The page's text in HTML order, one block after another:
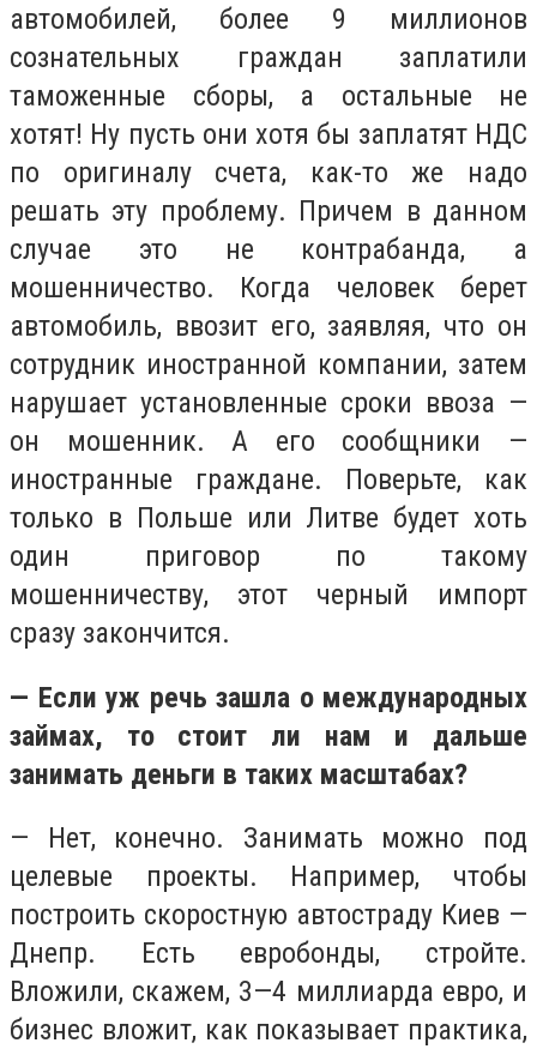
автомобилей, более 9 миллионов
сознательных граждан заплатили
таможенные сборы, а остальные не
хотят! Ну пусть они хотя бы заплатят НДС
по оригиналу счета, как-то же надо
решать эту проблему. Причем в данном
случае это не контрабанда, а
мошенничество. Когда человек берет
автомобиль, ввозит его, заявляя, что он
сотрудник иностранной компании, затем
нарушает установленные сроки ввоза —
он мошенник. А его сообщники —
иностранные граждане. Поверьте, как
только в Польше или Литве будет хоть
один приговор по такому
мошенничеству, этот черный импорт
сразу закончится.
— Если уж речь зашла о международных
займах, то стоит ли нам и дальше
занимать деньги в таких масштабах?
— Нет, конечно. Занимать можно под
целевые проекты. Например, чтобы
построить скоростную автостраду Киев —
Днепр. Есть евробонды, стройте.
Вложили, скажем, 3—4 миллиарда евро, и
бизнес вложит, как показывает практика,